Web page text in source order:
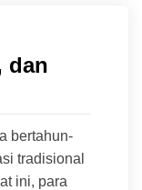
dan
bertahun-
tradisional
ini, para